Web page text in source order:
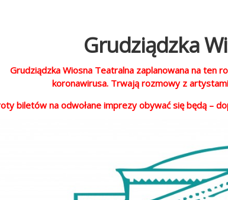
Grudziądzka
Grudziądzka Wiosna Teatralna zaplanowana na ten
koronawirusa. Trwają rozmowy z
biletów na odwołane imprezy obywać się będą –